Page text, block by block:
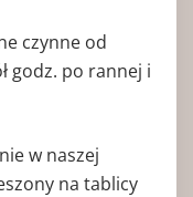
czynne od
godz. po rannej i
w naszej
na tablicy